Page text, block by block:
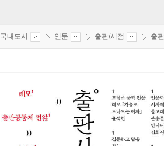
국내도서 인문 출판/서점 출